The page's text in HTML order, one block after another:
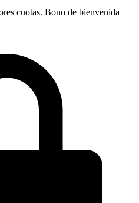
cuotas. Bono de bienvenida